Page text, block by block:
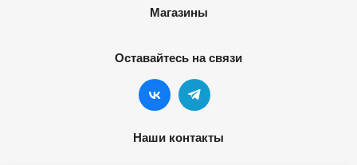
Магазины
Оставайтесь на связи
Наши контакты